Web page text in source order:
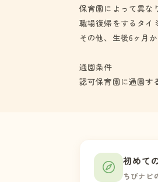
保育園によって異な
職場復帰をするタイ
その他、生後6ヶ月
通園条件
認可保育園に通園す
初めて
ちびナビ